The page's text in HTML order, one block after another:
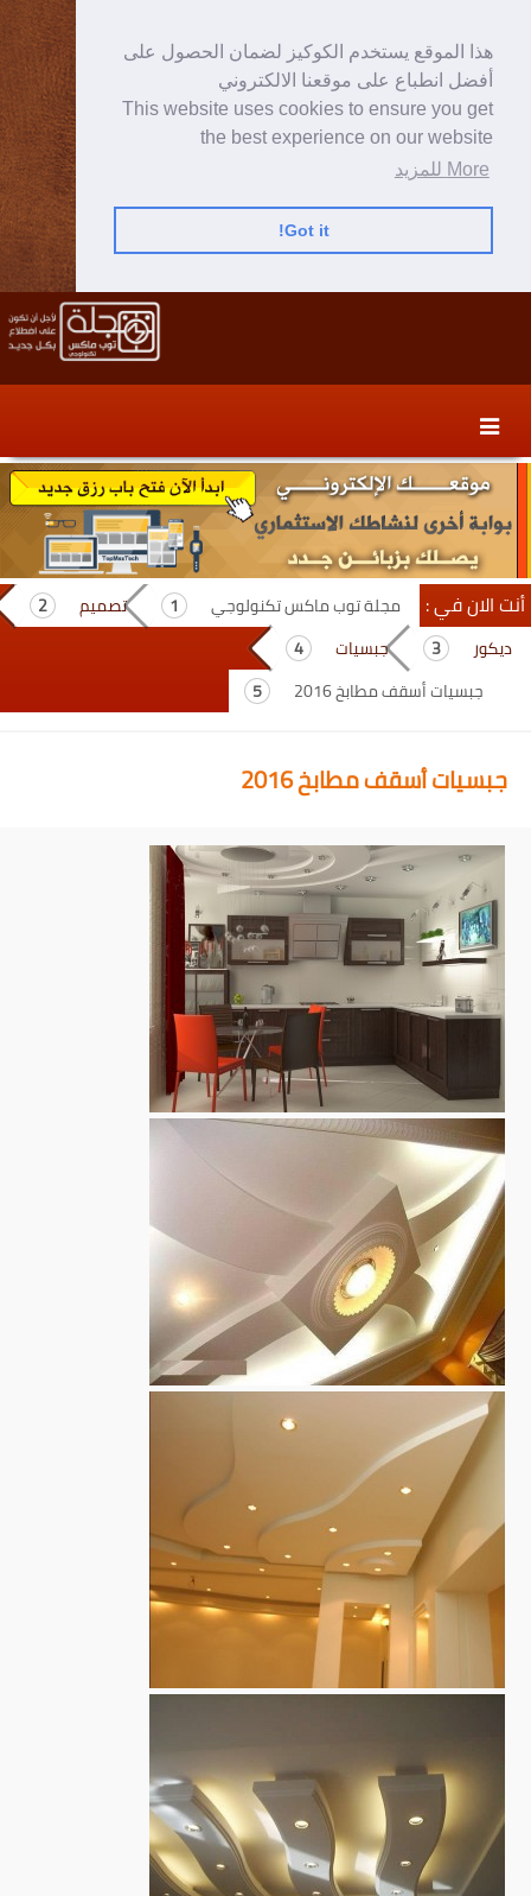
هذا الموقع يستخدم الكوكيز لضمان الحصول على
أفضل انطباع على موقعنا الالكتروني
This website uses cookies to ensure you get
the best experience on our website
More للمزيد
Got it!
content
secondary
content
أنت الان في : مجلة توب ماكس تكنولوجي
تصميم
ديكور
جبسيات
جبسيات أسقف مطابخ 2016
جبسيات أسقف مطابخ 2016